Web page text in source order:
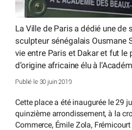
La Ville de Paris a dédié une de
sculpteur sénégalais Ousmane
vie entre Paris et Dakar et fut le
d’origine africaine élu à
Publié le 30 juin 2019
Cette place a été inaugurée le 29
quinzième arrondissement, à la
Commerce, Émile Zola,